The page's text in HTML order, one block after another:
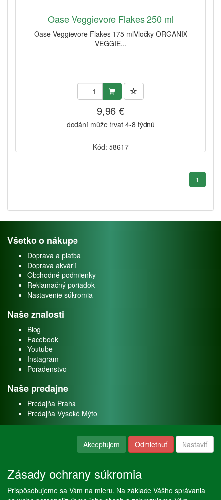
Oase Veggievore Flakes 250 ml
Oase Veggievore Flakes 175 mlVločky ORGANIX
VEGGIE...
9,96 €
dodání může trvat 4-8 týdnů
Kód: 58617
1
Všetko o nákupe
Doprava a platba
Doprava akvárií
Obchodné podmienky
Reklamačný poriadok
Nastavenie súkromia
Naše znalosti
Blog
Facebook
Youtube
Instagram
Poradenstvo
Naše predajne
Predajňa Praha
Predajňa Vysoké Mýto
Naše služby
Servis
Akceptujem Odmietnuť Nastaviť
Zásady ochrany súkromia
Prispôsobujeme sa Vám na mieru. Na základe Vášho správania